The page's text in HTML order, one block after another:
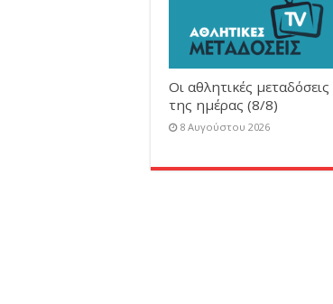
Οι αθλητικές μεταδόσεις
της ημέρας (8/8)
8 Αυγούστου 2026